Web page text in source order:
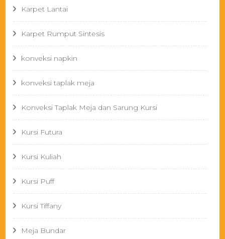
Karpet Lantai
Karpet Rumput Sintesis
konveksi napkin
konveksi taplak meja
Konveksi Taplak Meja dan Sarung Kursi
Kursi Futura
Kursi Kuliah
Kursi Puff
Kursi Tiffany
Meja Bundar